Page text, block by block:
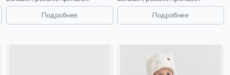
застежка, кнопки, клапан,
стопперы, манжета, свободные,
клетка, воротник, девочки, дети
Подробнее
длинные, застежка, утепленные,
стеганые, кнопки, клапан,
манжета, свободные, кулиска,
воротник, объемные, вытачки,
Подробнее